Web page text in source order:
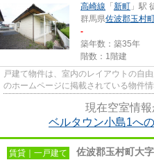
高崎線 「 新町 」駅
群馬県佐波郡玉村
-
築年数：築35年
階数：1階建
戸建て物件は、室内のレイアウトの自
のホームページに掲載されている物件
現在空室情報
ベルタウン小島1へ
賃貸｜一戸建て 佐波郡玉村町大